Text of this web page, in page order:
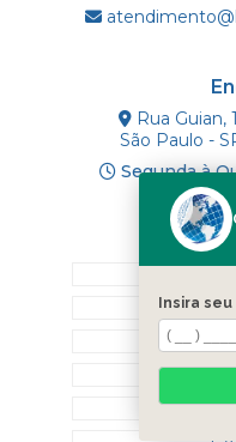
Rua Guian,
São Paulo -
Segunda à
Insira